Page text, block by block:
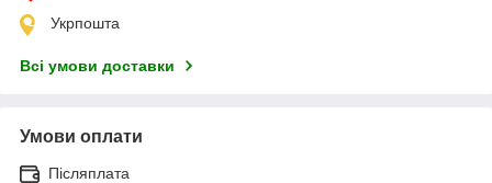
Укрпошта
Всі умови доставки
Умови оплати
Післяплата